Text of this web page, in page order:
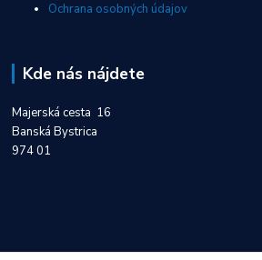
Ochrana osobných údajov
Kde nás nájdete
Majerská cesta 16
Banská Bystrica
974 01